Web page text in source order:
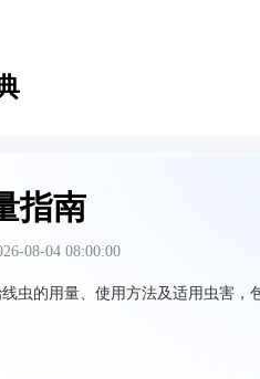
指南
08-04 08:00:00
虫的用量、使用方法及适用虫害